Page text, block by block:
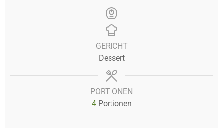
GERICHT
Dessert
PORTIONEN
4 Portionen